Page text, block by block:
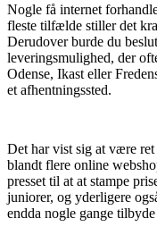
Nogle få internet
fleste tilfælde stiller det
Derudover burde du
leveringsmulighed, der
Odense, Ikast eller
et afhentningssted.
Det har vist sig at være
blandt flere online
presset til at at stampe
juniorer, og yderligere
endda nogle gange